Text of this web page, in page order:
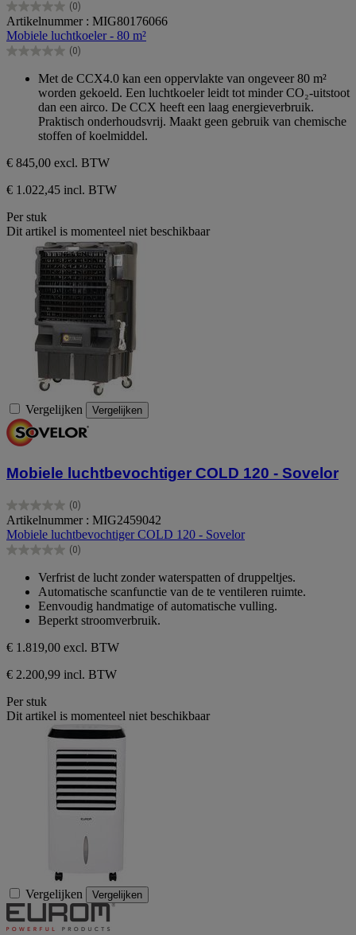
(0)
0.0
van
de
5
Artikelnummer : MIG80176066
Mobiele luchtkoeler - 80 m²
(0)
0.0
sterren.
Met de CCX4.0 kan een oppervlakte van ongeveer 80 m²
worden gekoeld. Een luchtkoeler leidt tot minder CO₂-uitstoot
dan een airco. De CCX heeft een laag energieverbruik.
Praktisch onderhoudsvrij. Maakt geen gebruik van chemische
stoffen of koelmiddel.
€ 845,00 excl. BTW
€ 1.022,45 incl. BTW
Per stuk
Dit artikel is momenteel niet beschikbaar
Vergelijken Vergelijken
Mobiele luchtbevochtiger COLD 120 - Sovelor
(0)
0.0
van
de
5
Artikelnummer : MIG2459042
Mobiele luchtbevochtiger COLD 120 - Sovelor
(0)
0.0
sterren.
Verfrist de lucht zonder waterspatten of druppeltjes.
Automatische scanfunctie van de te ventileren ruimte.
Eenvoudig handmatige of automatische vulling.
Beperkt stroomverbruik.
€ 1.819,00 excl. BTW
€ 2.200,99 incl. BTW
Per stuk
Dit artikel is momenteel niet beschikbaar
Vergelijken Vergelijken